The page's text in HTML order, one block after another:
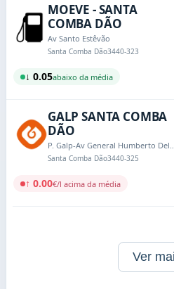
MOEVE - SANTA
COMBA DÃO
Av Santo Estêvão
Santa Comba Dão3440-323
↓ 0.05abaixo da média
GALP SANTA COMBA
DÃO
P. Galp-Av
Santa Comba Dão3440-325
↑ 0.00€/l acima da média
Ver